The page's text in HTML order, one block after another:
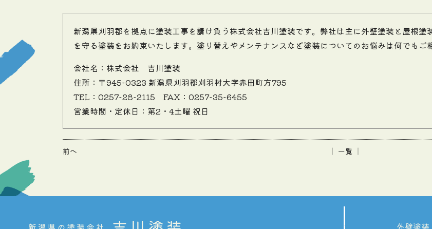
新潟県刈羽郡を拠点に塗装工事を請け負う株式会社吉川塗装です。弊社は主に外壁塗装と屋根
を守る塗装をお約束いたします。塗り替えやメンテナンスなど塗装についてのお悩みは何でもご
会社名：株式会社 吉川塗装
住所：〒945-0323 新潟県刈羽郡刈羽村大字赤田町方795
TEL：0257-28-2115 FAX：0257-35-6455
営業時間・定休日：第2・4土曜 祝日
前へ │ 一覧 │
外壁塗装